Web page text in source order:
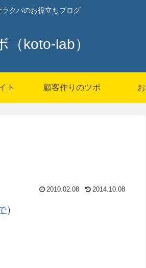
ラクパのお役立ちブログ
（koto-lab）
ト 顧客作りのツボ
2010.02.08 2014.10.08
）